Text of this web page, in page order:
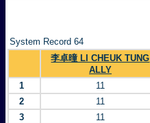
System Record 64
李卓曈 LI CHEUK TUNG
ALLY
1 11
2
11
3
11